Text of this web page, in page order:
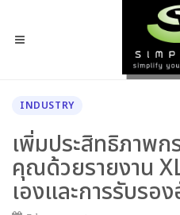
INDUSTRY
เพิ่มประสิทธิภาพ
คุณด้วยรายงาน
เองและการรับรอ